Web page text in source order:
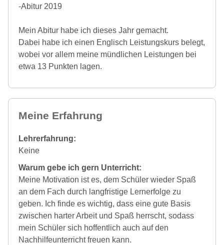
-Abitur 2019
Mein Abitur habe ich dieses Jahr gemacht.
Dabei habe ich einen Englisch Leistungskurs belegt,
wobei vor allem meine mündlichen Leistungen bei
etwa 13 Punkten lagen.
Meine Erfahrung
Lehrerfahrung:
Keine
Warum gebe ich gern Unterricht:
Meine Motivation ist es, dem Schüler wieder Spaß
an dem Fach durch langfristige Lernerfolge zu
geben. Ich finde es wichtig, dass eine gute Basis
zwischen harter Arbeit und Spaß herrscht, sodass
mein Schüler sich hoffentlich auch auf den
Nachhilfeunterricht freuen kann.